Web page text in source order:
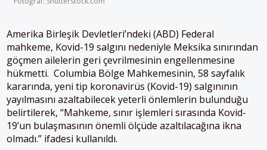
Amerika Birleşik Devletleri’ndeki (ABD) Federal
mahkeme, Kovid-19 salgını nedeniyle Meksika sınırından
göçmen ailelerin geri çevrilmesinin engellenmesine
hükmetti. Columbia Bölge Mahkemesinin, 58 sayfalık
kararında, yeni tip koronavirüs (Kovid-19) salgınının
yayılmasını azaltabilecek yeterli önlemlerin bulunduğu
belirtilerek, “Mahkeme, sınır işlemleri sırasında Kovid-
19’un bulaşmasının önemli ölçüde azaltılacağına ikna
olmadı.” ifadesi kullanıldı.